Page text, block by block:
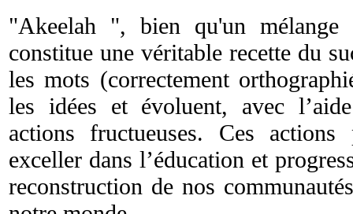
"Akeelah ", bien qu'un
constitue une véritable recette du
les mots (correctement
les idées et évoluent, avec
actions fructueuses. Ces actions
exceller dans l’éducation et
reconstruction de nos